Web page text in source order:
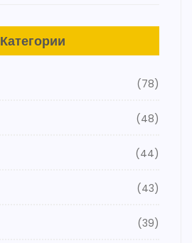
Категории
(78)
(48)
(44)
(43)
(39)